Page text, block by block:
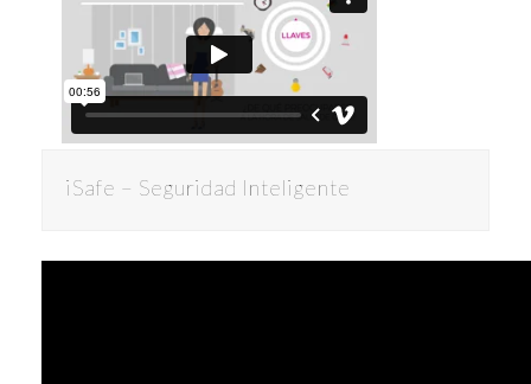
iSafe – Seguridad Inteligente